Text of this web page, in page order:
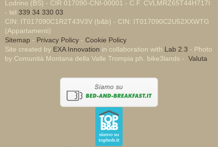
Lodrino (BS) - CIR 017090-CNI-00001 - C.F. CVLMRZ65T44H717I
- tel 339 34 330 03
CIN: IT017090C1R2T43V3V (b&b) - CIN: IT017090C2U52XXWTG
(Appartamenti)
Sitemap - Privacy Policy - Cookie Policy
Site created by EXA Innovation in collaboration with Lab 2.3 - Photo
by Comunità Montana della Valle Trompia ph. bike3lands - Valuta